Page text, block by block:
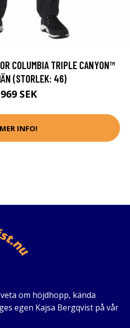
COLUMBIA TRIPLE CANYON™
(STORLEK: 46)
969 SEK
MER INFO!
om höjdhopp, kända
egen Kajsa Bergqvist på vår